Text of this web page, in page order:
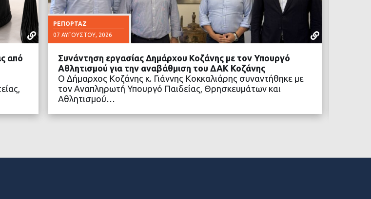
από
ΡΕΠΟΡΤΆΖ
07 ΑΥΓΟΎΣΤΟΥ, 2026
Συνάντηση εργασίας Δημάρχου Κοζάνης με τον Υπουργό
Αθλητισμού για την αναβάθμιση του ΔΑΚ Κοζάνης
Ο Δήμαρχος Κοζάνης κ. Γιάννης Κοκκαλιάρης συναντήθηκε με
τον Αναπληρωτή Υπουργό Παιδείας, Θρησκευμάτων και
Αθλητισμού…